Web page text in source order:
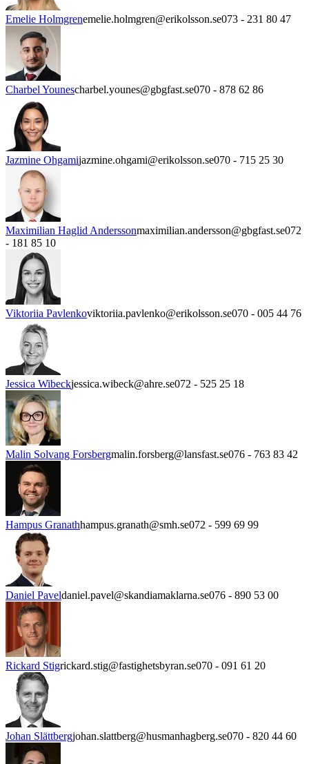
Emelie Holmgrenemelie.holmgren@erikolsson.se073 - 231 80 47
Charbel Younescharbel.younes@gbgfast.se070 - 878 62 86
Jazmine Ohgamijazmine.ohgami@erikolsson.se070 - 715 25 30
Maximilian Haglid Anderssonmaximilian.andersson@gbgfast.se072
- 181 85 10
Viktoriia Pavlenkoviktoriia.pavlenko@erikolsson.se070 - 005 44 76
Jessica Wibeckjessica.wibeck@ahre.se072 - 525 25 18
Malin Solvang Forsbergmalin.forsberg@lansfast.se076 - 763 83 42
Hampus Granathhampus.granath@smh.se072 - 599 69 99
Daniel Paveldaniel.pavel@skandiamaklarna.se076 - 890 53 00
Rickard Stigrickard.stig@fastighetsbyran.se070 - 091 61 20
Johan Slättbergjohan.slattberg@husmanhagberg.se070 - 820 44 60